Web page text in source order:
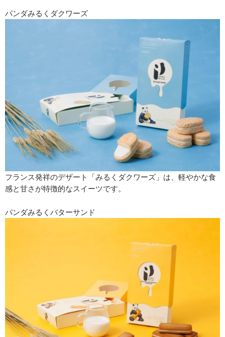
パンダみるくダクワーズ
フランス発祥のデザート「みるくダクワーズ」は、軽やかな食
感と甘さが特徴的なスイーツです。
パンダみるくバターサンド